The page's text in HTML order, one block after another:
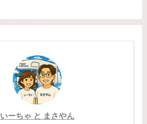
いーちゃ と まさやん